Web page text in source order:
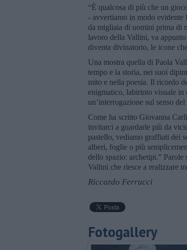
“È qualcosa di più che un
- avvertiamo in modo evidente
da migliaia di uomini prima di
lavoro della Vallini, va
diventa divinatorio, le icone
Una mostra quella di Paola
tempo e la storia, nei suoi
mito e nella poesia. Il ricordo
enigmatico, labirinto visuale in
un’interrogazione sul senso
Come ha scritto Giovanna
invitarci a guardarle più da
pastello, vediamo graffiati dei
alberi, foglie o più
dello spazio: archetipi.”
Vallini che riesce a realizzare
Riccardo Ferrucci
Fotogallery